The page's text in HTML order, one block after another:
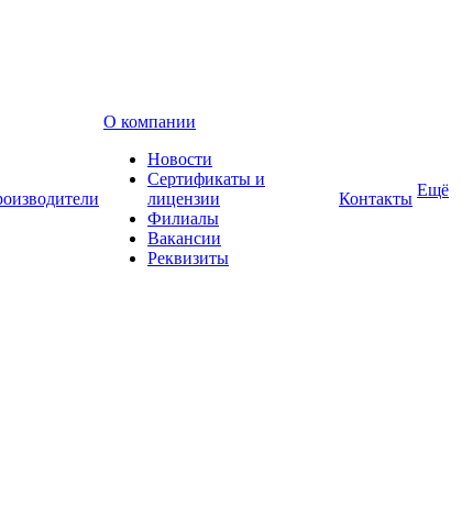
О компании
Новости
Сертификаты и
лицензии
Филиалы
Вакансии
Реквизиты
Контакты Ещё